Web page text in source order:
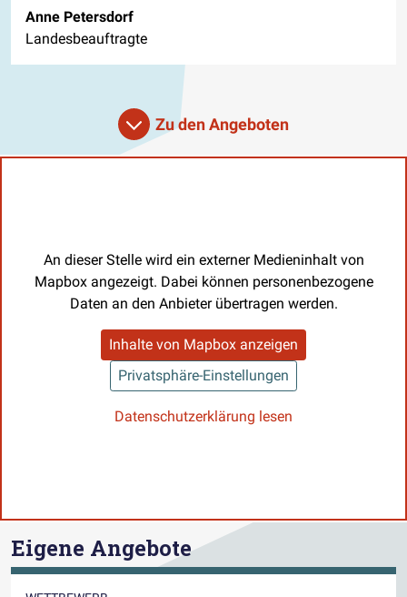
Anne Petersdorf
Landesbeauftragte
Zu den Angeboten
An dieser Stelle wird ein externer Medieninhalt von
Mapbox angezeigt. Dabei können personenbezogene
Daten an den Anbieter übertragen werden.
Inhalte von Mapbox anzeigen
Privatsphäre-Einstellungen
Datenschutzerklärung lesen
Eigene Angebote